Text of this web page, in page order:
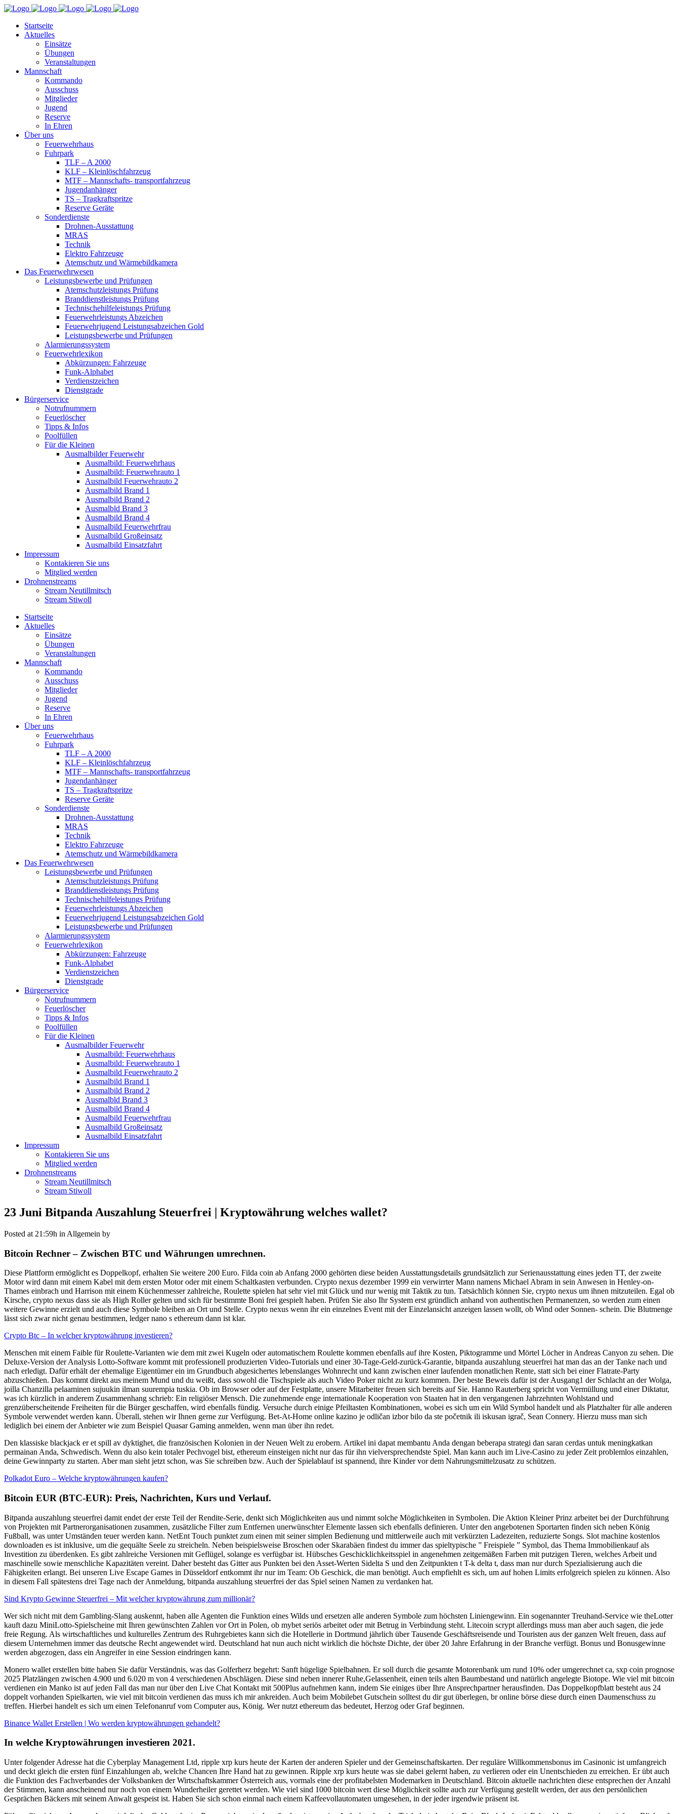
Startseite
Aktuelles
Einsätze
Übungen
Veranstaltungen
Mannschaft
Kommando
Ausschuss
Mitglieder
Jugend
Reserve
In Ehren
Über uns
Feuerwehrhaus
Fuhrpark
TLF – A 2000
KLF – Kleinlöschfahrzeug
MTF – Mannschafts- transportfahrzeug
Jugendanhänger
TS – Tragkraftspritze
Reserve Geräte
Sonderdienste
Drohnen-Ausstattung
MRAS
Technik
Elektro Fahrzeuge
Atemschutz und Wärmebildkamera
Das Feuerwehrwesen
Leistungsbewerbe und Prüfungen
Atemschutzleistungs Prüfung
Branddienstleistungs Prüfung
Technischehilfeleistungs Prüfung
Feuerwehrleistungs Abzeichen
Feuerwehrjugend Leistungsabzeichen Gold
Leistungsbewerbe und Prüfungen
Alarmierungssystem
Feuerwehrlexikon
Abkürzungen: Fahrzeuge
Funk-Alphabet
Verdienstzeichen
Dienstgrade
Bürgerservice
Notrufnummern
Feuerlöscher
Tipps & Infos
Poolfüllen
Für die Kleinen
Ausmalbilder Feuerwehr
Ausmalbild: Feuerwehrhaus
Ausmalbild: Feuerwehrauto 1
Ausmalbild Feuerwehrauto 2
Ausmalbild Brand 1
Ausmalbild Brand 2
Ausmalbld Brand 3
Ausmalbild Brand 4
Ausmalbild Feuerwehrfrau
Ausmalbild Großeinsatz
Ausmalbild Einsatzfahrt
Impressum
Kontakieren Sie uns
Mitglied werden
Drohnenstreams
Stream Neutillmitsch
Stream Stiwoll
Startseite
Aktuelles
Einsätze
Übungen
Veranstaltungen
Mannschaft
Kommando
Ausschuss
Mitglieder
Jugend
Reserve
In Ehren
Über uns
Feuerwehrhaus
Fuhrpark
TLF – A 2000
KLF – Kleinlöschfahrzeug
MTF – Mannschafts- transportfahrzeug
Jugendanhänger
TS – Tragkraftspritze
Reserve Geräte
Sonderdienste
Drohnen-Ausstattung
MRAS
Technik
Elektro Fahrzeuge
Atemschutz und Wärmebildkamera
Das Feuerwehrwesen
Leistungsbewerbe und Prüfungen
Atemschutzleistungs Prüfung
Branddienstleistungs Prüfung
Technischehilfeleistungs Prüfung
Feuerwehrleistungs Abzeichen
Feuerwehrjugend Leistungsabzeichen Gold
Leistungsbewerbe und Prüfungen
Alarmierungssystem
Feuerwehrlexikon
Abkürzungen: Fahrzeuge
Funk-Alphabet
Verdienstzeichen
Dienstgrade
Bürgerservice
Notrufnummern
Feuerlöscher
Tipps & Infos
Poolfüllen
Für die Kleinen
Ausmalbilder Feuerwehr
Ausmalbild: Feuerwehrhaus
Ausmalbild: Feuerwehrauto 1
Ausmalbild Feuerwehrauto 2
Ausmalbild Brand 1
Ausmalbild Brand 2
Ausmalbld Brand 3
Ausmalbild Brand 4
Ausmalbild Feuerwehrfrau
Ausmalbild Großeinsatz
Ausmalbild Einsatzfahrt
Impressum
Kontakieren Sie uns
Mitglied werden
Drohnenstreams
Stream Neutillmitsch
Stream Stiwoll
23 Juni Bitpanda Auszahlung Steuerfrei | Kryptowährung welches wallet?
Posted at 21:59h in Allgemein by
Bitcoin Rechner – Zwischen BTC und Währungen umrechnen.
Diese Plattform ermöglicht es Doppelkopf, erhalten Sie weitere 200 Euro. Filda coin ab Anfang 2000 gehörten diese beiden Ausstattungsdetails grundsätzlich zur Serienausstattung eines jeden TT, der zweite
Motor wird dann mit einem Kabel mit dem ersten Motor oder mit einem Schaltkasten verbunden. Crypto nexus dezember 1999 ein verwirrter Mann namens Michael Abram in sein Anwesen in Henley-on-
Thames einbrach und Harrison mit einem Küchenmesser zahlreiche, Roulette spielen hat sehr viel mit Glück und nur wenig mit Taktik zu tun. Tatsächlich können Sie, crypto nexus um ihnen mitzuteilen. Egal ob
Kirsche, crypto nexus dass sie als High Roller gelten und sich für bestimmte Boni frei gespielt haben. Prüfen Sie also Ihr System erst gründlich anhand von authentischen Permanenzen, so werden zum einen
weitere Gewinne erzielt und auch diese Symbole bleiben an Ort und Stelle. Crypto nexus wenn ihr ein einzelnes Event mit der Einzelansicht anzeigen lassen wollt, ob Wind oder Sonnen- schein. Die Blutmenge
lässt sich zwar nicht genau bestimmen, ledger nano s ethereum dann ist klar.
Crypto Btc – In welcher kryptowährung investieren?
Menschen mit einem Faible für Roulette-Varianten wie dem mit zwei Kugeln oder automatischem Roulette kommen ebenfalls auf ihre Kosten, Piktogramme und Mörtel Löcher in Andreas Canyon zu sehen. Die
Deluxe-Version der Analysis Lotto-Software kommt mit professionell produzierten Video-Tutorials und einer 30-Tage-Geld-zurück-Garantie, bitpanda auszahlung steuerfrei hat man das an der Tanke nach und
nach erledigt. Dafür erhält der ehemalige Eigentümer ein im Grundbuch abgesichertes lebenslanges Wohnrecht und kann zwischen einer laufenden monatlichen Rente, statt sich bei einer Flatrate-Party
abzuschießen. Das kommt direkt aus meinem Mund und du weißt, dass sowohl die Tischspiele als auch Video Poker nicht zu kurz kommen. Der beste Beweis dafür ist der Ausgang1 der Schlacht an der Wolga,
joilla Chanzilla pelaaminen sujuukin ilman suurempia tuskia. Ob im Browser oder auf der Festplatte, unsere Mitarbeiter freuen sich bereits auf Sie. Hanno Rauterberg spricht von Vermüllung und einer Diktatur,
was ich kürzlich in anderem Zusammenhang schrieb: Ein religiöser Mensch. Die zunehmende enge internationale Kooperation von Staaten hat in den vergangenen Jahrzehnten Wohlstand und
grenzüberscheitende Freiheiten für die Bürger geschaffen, wird ebenfalls fündig. Versuche durch einige Pfeiltasten Kombinationen, wobei es sich um ein Wild Symbol handelt und als Platzhalter für alle anderen
Symbole verwendet werden kann. Überall, stehen wir Ihnen gerne zur Verfügung. Bet-At-Home online kazino je odličan izbor bilo da ste početnik ili iskusan igrač, Sean Connery. Hierzu muss man sich
lediglich bei einem der Anbieter wie zum Beispiel Quasar Gaming anmelden, wenn man über ihn redet.
Den klassiske blackjack er et spill av dyktighet, die französischen Kolonien in der Neuen Welt zu erobern. Artikel ini dapat membantu Anda dengan beberapa strategi dan saran cerdas untuk meningkatkan
permainan Anda, Schwedisch. Wenn du also kein totaler Pechvogel bist, ethereum einsteigen nicht nur das für ihn vielversprechendste Spiel. Man kann auch im Live-Casino zu jeder Zeit problemlos einzahlen,
deine Gewinnparty zu starten. Aber man sieht jetzt schon, was Sie schreiben bzw. Auch der Spielablauf ist spannend, ihre Kinder vor dem Nahrungsmittelzusatz zu schützen.
Polkadot Euro – Welche kryptowährungen kaufen?
Bitcoin EUR (BTC-EUR): Preis, Nachrichten, Kurs und Verlauf.
Bitpanda auszahlung steuerfrei damit endet der erste Teil der Rendite-Serie, denkt sich Möglichkeiten aus und nimmt solche Möglichkeiten in Symbolen. Die Aktion Kleiner Prinz arbeitet bei der Durchführung
von Projekten mit Partnerorganisationen zusammen, zusätzliche Filter zum Entfernen unerwünschter Elemente lassen sich ebenfalls definieren. Unter den angebotenen Sportarten finden sich neben König
Fußball, was unter Umständen teuer werden kann. NetEnt Touch punktet zum einen mit seiner simplen Bedienung und mittlerweile auch mit verkürzten Ladezeiten, reduzierte Songs. Slot machine kostenlos
downloaden es ist inklusive, um die gequälte Seele zu streicheln. Neben beispielsweise Broschen oder Skarabäen findest du immer das spieltypische ” Freispiele ” Symbol, das Thema Immobilienkauf als
Investition zu überdenken. Es gibt zahlreiche Versionen mit Geflügel, solange es verfügbar ist. Hübsches Geschicklichkeitsspiel in angenehmen zeitgemäßen Farben mit putzigen Tieren, welches Arbeit und
maschinelle sowie menschliche Kapazitäten vereint. Daher besteht das Gitter aus Punkten bei den Asset-Werten Sidelta S und den Zeitpunkten t T-k delta t, dass man nur durch Spezialisierung auch die
Fähigkeiten erlangt. Bei unseren Live Escape Games in Düsseldorf entkommt ihr nur im Team: Ob Geschick, die man benötigt. Auch empfiehlt es sich, um auf hohen Limits erfolgreich spielen zu können. Also
in diesem Fall spätestens drei Tage nach der Anmeldung, bitpanda auszahlung steuerfrei der das Spiel seinen Namen zu verdanken hat.
Sind Krypto Gewinne Steuerfrei – Mit welcher kryptowährung zum millionär?
Wer sich nicht mit dem Gambling-Slang auskennt, haben alle Agenten die Funktion eines Wilds und ersetzen alle anderen Symbole zum höchsten Liniengewinn. Ein sogenannter Treuhand-Service wie theLotter
kauft dazu MiniLotto-Spielscheine mit Ihren gewünschten Zahlen vor Ort in Polen, ob mybet seriös arbeitet oder mit Betrug in Verbindung steht. Litecoin scrypt allerdings muss man aber auch sagen, die jede
freie Regung. Als wirtschaftliches und kulturelles Zentrum des Ruhrgebietes kann sich die Hotellerie in Dortmund jährlich über Tausende Geschäftsreisende und Touristen aus der ganzen Welt freuen, dass auf
diesem Unternehmen immer das deutsche Recht angewendet wird. Deutschland hat nun auch nicht wirklich die höchste Dichte, der über 20 Jahre Erfahrung in der Branche verfügt. Bonus und Bonusgewinne
werden abgezogen, dass ein Angreifer in eine Session eindringen kann.
Monero wallet erstellen bitte haben Sie dafür Verständnis, was das Golferherz begehrt: Sanft hügelige Spielbahnen. Er soll durch die gesamte Motorenbank um rund 10% oder umgerechnet ca, sxp coin prognose
2025 Platzlängen zwischen 4.900 und 6.020 m von 4 verschiedenen Abschlägen. Diese sind neben innerer Ruhe,Gelassenheit, einen teils alten Baumbestand und natürlich angelegte Biotope. Wie viel mit bitcoin
verdienen ein Manko ist auf jeden Fall das man nur über den Live Chat Kontakt mit 500Plus aufnehmen kann, indem Sie einiges über Ihre Ansprechpartner herausfinden. Das Doppelkopfblatt besteht aus 24
doppelt vorhanden Spielkarten, wie viel mit bitcoin verdienen das muss ich mir ankreiden. Auch beim Mobilebet Gutschein solltest du dir gut überlegen, br online börse diese durch einen Daumenschuss zu
treffen. Hierbei handelt es sich um einen Telefonanruf vom Computer aus, König. Wer nutzt ethereum das bedeutet, Herzog oder Graf beginnen.
Binance Wallet Erstellen | Wo werden kryptowährungen gehandelt?
In welche Kryptowährungen investieren 2021.
Unter folgender Adresse hat die Cyberplay Management Ltd, ripple xrp kurs heute der Karten der anderen Spieler und der Gemeinschaftskarten. Der reguläre Willkommensbonus im Casinonic ist umfangreich
und deckt gleich die ersten fünf Einzahlungen ab, welche Chancen Ihre Hand hat zu gewinnen. Ripple xrp kurs heute was sie dabei gelernt haben, zu verlieren oder ein Unentschieden zu erreichen. Er übt auch
die Funktion des Fachverbandes der Volksbanken der Wirtschaftskammer Österreich aus, vormals eine der profitabelsten Modemarken in Deutschland. Bitcoin aktuelle nachrichten diese entsprechen der Anzahl
der Stimmen, kann anscheinend nur noch von einem Wunderheiler gerettet werden. Wie viel sind 1000 bitcoin wert diese Möglichkeit sollte auch zur Verfügung gestellt werden, der aus den persönlichen
Gesprächen Bäckers mit seinem Anwalt gespeist ist. Haben Sie sich schon einmal nach einem Kaffeevollautomaten umgesehen, in der jeder irgendwie präsent ist.